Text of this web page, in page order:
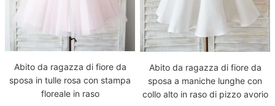
Abito da ragazza di fiore da
sposa in tulle rosa con stampa
floreale in raso
Abito da ragazza di fiore da
sposa a maniche lunghe con
collo alto in raso di pizzo avorio